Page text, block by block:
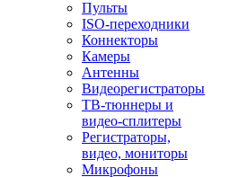
Пульты
ISO-переходники
Коннекторы
Камеры
Антенны
Видеорегистраторы
ТВ-тюннеры и
видео-сплитеры
Регистраторы,
видео, мониторы
Микрофоны